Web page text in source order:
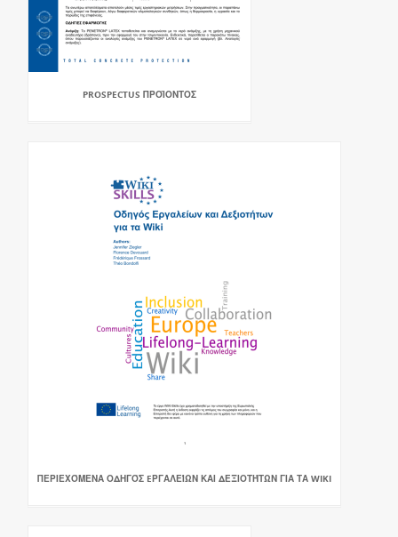
PROSPECTUS ΠΡΟΪΟΝΤΟΣ
ΠΕΡΙΕΧΌΜΕΝΑ ΟΔΗΓΌΣ EΡΓΑΛΕΊΩΝ ΚΑΙ ΔΕΞΙΟΤΉΤΩΝ ΓΙΑ ΤΑ WIKI